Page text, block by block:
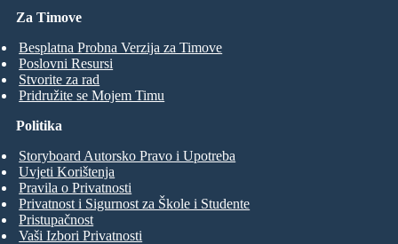
Za Timove
Besplatna Probna Verzija za Timove
Poslovni Resursi
Stvorite za rad
Pridružite se Mojem Timu
Politika
Storyboard Autorsko Pravo i Upotreba
Uvjeti Korištenja
Pravila o Privatnosti
Privatnost i Sigurnost za Škole i Studente
Pristupačnost
Vaši Izbori Privatnosti